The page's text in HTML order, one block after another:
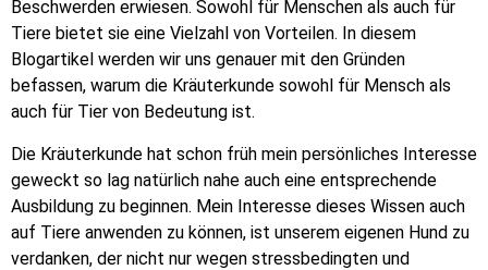
Beschwerden erwiesen. Sowohl für Menschen als auch für
Tiere bietet sie eine Vielzahl von Vorteilen. In diesem
Blogartikel werden wir uns genauer mit den Gründen
befassen, warum die Kräuterkunde sowohl für Mensch als
auch für Tier von Bedeutung ist.
Die Kräuterkunde hat schon früh mein persönliches Interesse
geweckt so lag natürlich nahe auch eine entsprechende
Ausbildung zu beginnen. Mein Interesse dieses Wissen auch
auf Tiere anwenden zu können, ist unserem eigenen Hund zu
verdanken, der nicht nur wegen stressbedingten und